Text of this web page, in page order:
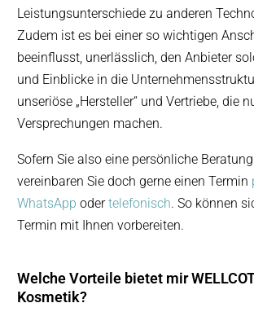
Leistungsunterschiede zu anderen
Zudem ist es bei einer so wichtigen
beeinflusst, unerlässlich, den Anbieter
und Einblicke in die
unseriöse „Hersteller“ und Vertriebe, die
Versprechungen machen.
Sofern Sie also eine persönliche
vereinbaren Sie doch gerne einen Termin
WhatsApp odertelefonisch. So können
Termin mit Ihnen vorbereiten.
Welche Vorteile bietet mir
Kosmetik?